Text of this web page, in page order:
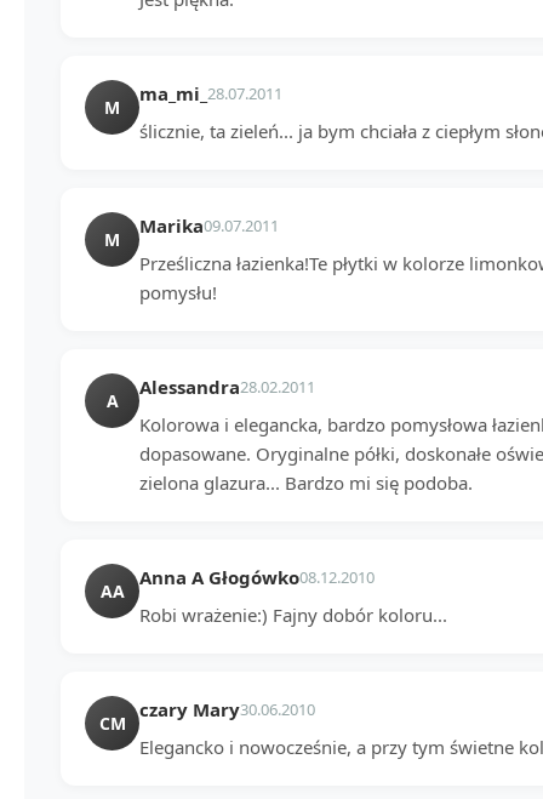
M
ma_mi_ 28.07.2011
ślicznie, ta zieleń... ja bym chciała z ciepłym
M
Marika09.07.2011
Prześliczna łazienka!Te płytki w kolorze
pomysłu!
A
Alessandra28.02.2011
Kolorowa i elegancka, bardzo pomysłowa
dopasowane. Oryginalne półki, doskonałe
zielona glazura... Bardzo mi się podoba.
AA
Anna A Głogówko08.12.2010
Robi wrażenie:) Fajny dobór koloru...
CM
czary Mary30.06.2010
Elegancko i nowocześnie, a przy tym świetne